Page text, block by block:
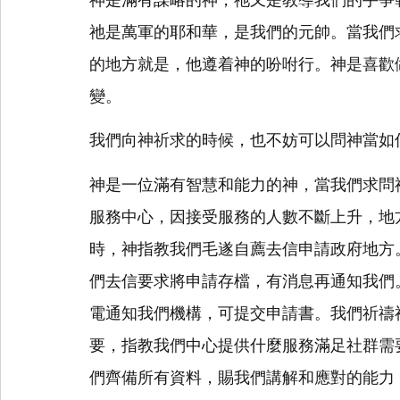
祂是萬軍的耶和華，是我們的元帥。當我
的地方就是，他遵着神的吩咐行。神是喜
變。
我們向神祈求的時候，也不妨可以問神當
神是一位滿有智慧和能力的神，當我們求
服務中心，因接受服務的人數不斷上升，
時，神指教我們毛遂自薦去信申請政府地
們去信要求將申請存檔，有消息再通知我
電通知我們機構，可提交申請書。我們祈
要，指教我們中心提供什麼服務滿足社群
們齊備所有資料，賜我們講解和應對的能